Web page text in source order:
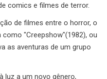
comics e filmes de terror.
de filmes entre o horror, o
"Creepshow"(1982), ou
as aventuras de um grupo
luz a um novo gênero,